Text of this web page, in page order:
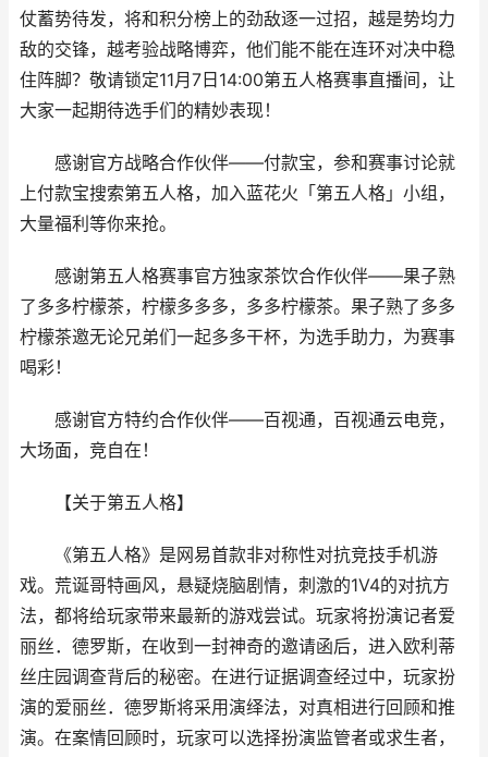
仗蓄势待发，将和积分榜上的劲敌逐一过招，越是势均力
敌的交锋，越考验战略博弈，他们能不能在连环对决中稳
住阵脚？敬请锁定11月7日14:00第五人格赛事直播间，让
大家一起期待选手们的精妙表现！
感谢官方战略合作伙伴——付款宝，参和赛事讨论就
上付款宝搜索第五人格，加入蓝花火「第五人格」小组，
大量福利等你来抢。
感谢第五人格赛事官方独家茶饮合作伙伴——果子熟
了多多柠檬茶，柠檬多多多，多多柠檬茶。果子熟了多多
柠檬茶邀无论兄弟们一起多多干杯，为选手助力，为赛事
喝彩！
感谢官方特约合作伙伴——百视通，百视通云电竞，
大场面，竞自在！
【关于第五人格】
《第五人格》是网易首款非对称性对抗竞技手机游
戏。荒诞哥特画风，悬疑烧脑剧情，刺激的1V4的对抗方
法，都将给玩家带来最新的游戏尝试。玩家将扮演记者爱
丽丝．德罗斯，在收到一封神奇的邀请函后，进入欧利蒂
丝庄园调查背后的秘密。在进行证据调查经过中，玩家扮
演的爱丽丝．德罗斯将采用演绎法，对真相进行回顾和推
演。在案情回顾时，玩家可以选择扮演监管者或求生者，